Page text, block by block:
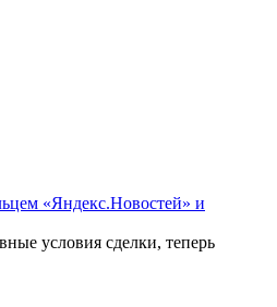
«Яндекс.Новостей» и
условия сделки, теперь